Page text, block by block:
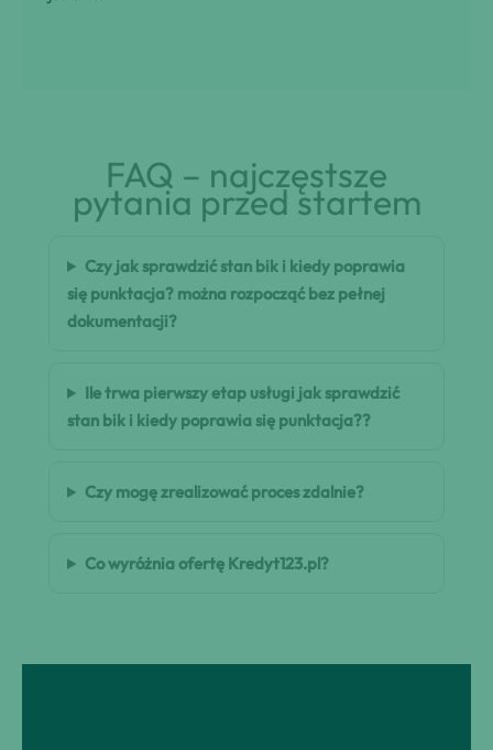
FAQ – najczęstsze
pytania przed startem
Czy jak sprawdzić stan bik i kiedy poprawia
się punktacja? można rozpocząć bez pełnej
dokumentacji?
Ile trwa pierwszy etap usługi jak sprawdzić
stan bik i kiedy poprawia się punktacja??
Czy mogę zrealizować proces zdalnie?
Co wyróżnia ofertę Kredyt123.pl?